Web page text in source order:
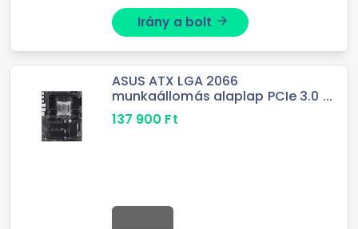
Irány a bolt arrow_forward
ASUS ATX LGA 2066
munkaállomás alaplap PCIe 3.0 ...
137 900 Ft